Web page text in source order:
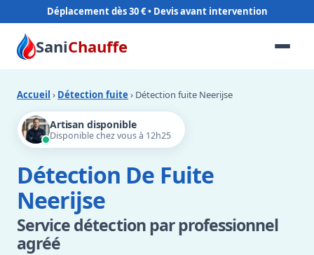
Déplacement dès 30 €
SaniChauffe
Accueil › Détection fuite › Détection fuite Neerijse
Artisan disponible
Disponible chez vous à 12h25
Détection De Fuite
Neerijse
Service détection par professionnel
agréé